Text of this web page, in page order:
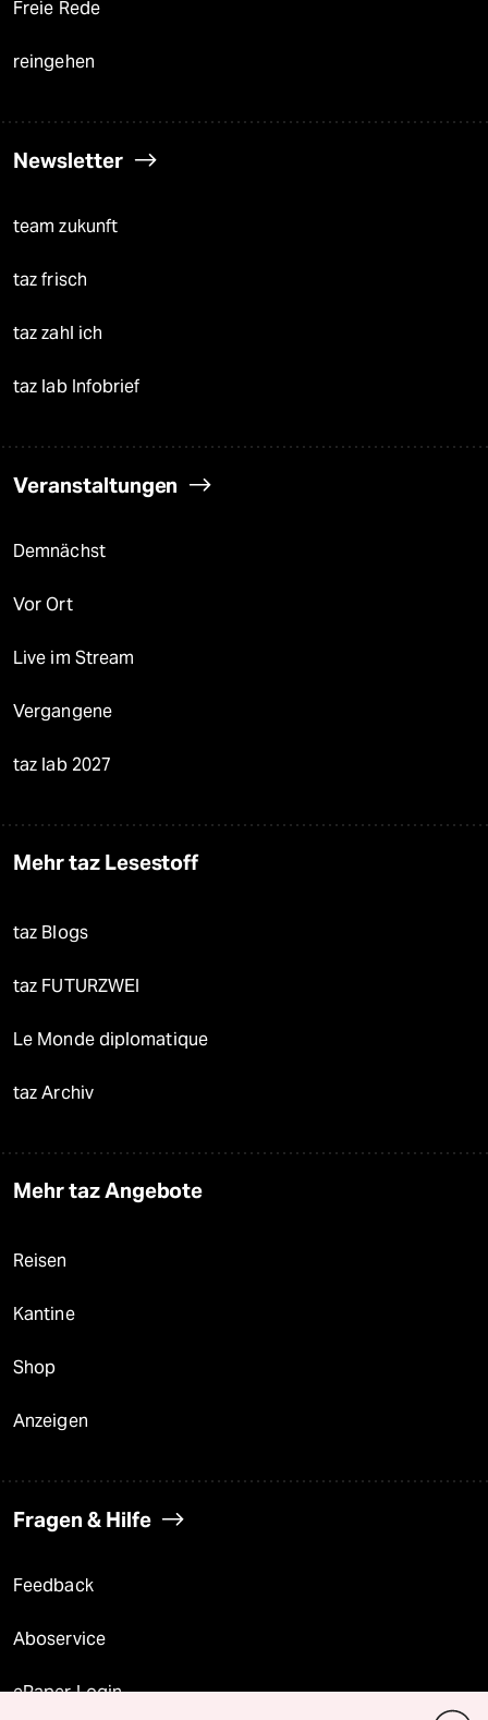
Freie Rede
reingehen
Newsletter
team zukunft
taz frisch
taz zahl ich
taz lab Infobrief
Veranstaltungen
Demnächst
Vor Ort
Live im Stream
Vergangene
taz lab 2027
Mehr taz Lesestoff
taz Blogs
taz FUTURZWEI
Le Monde diplomatique
taz Archiv
Mehr taz Angebote
Reisen
Kantine
Shop
Anzeigen
Fragen & Hilfe
Feedback
Aboservice
ePaper Login